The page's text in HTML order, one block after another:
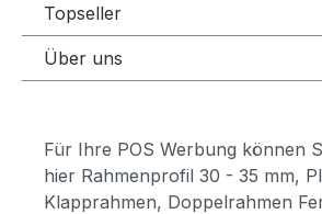
Topseller
Über uns
Für Ihre POS Werbung können
hier Rahmenprofil 30 - 35 mm,
Klapprahmen, Doppelrahmen